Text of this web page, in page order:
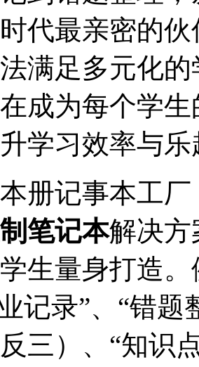
代最亲密的
满足多元化
成为每个学
学习效率与乐
册记事本工
笔记本解决方
生量身打造
记录”、“错
三）、“知识